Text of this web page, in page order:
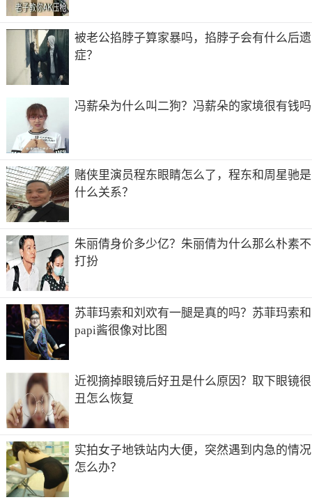
被老公掐脖子算家暴吗，掐脖子会有什么后遗
症？
冯薪朵为什么叫二狗？冯薪朵的家境很有钱吗
赌侠里演员程东眼睛怎么了，程东和周星驰是
什么关系？
朱丽倩身价多少亿？朱丽倩为什么那么朴素不
打扮
苏菲玛索和刘欢有一腿是真的吗？苏菲玛索和
papi酱很像对比图
近视摘掉眼镜后好丑是什么原因？取下眼镜很
丑怎么恢复
实拍女子地铁站内大便，突然遇到内急的情况
怎么办？